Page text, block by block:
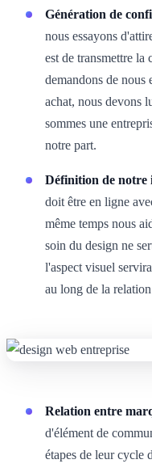
Génération de
nous essayons
est de transmettre la
demandons de
achat, nous devons
sommes une
notre part.
Définition de notre
doit être en ligne
même temps nous
soin du design ne
l'aspect visuel
au long de la
Relation entre
d'élément de
étapes de leur cycle